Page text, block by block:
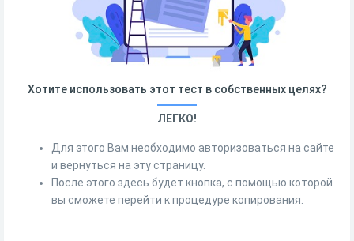
Хотите использовать этот тест в собственных целях?
ЛЕГКО!
Для этого Вам необходимо авторизоваться на сайте
и вернуться на эту страницу.
После этого здесь будет кнопка, с помощью которой
вы сможете перейти к процедуре копирования.